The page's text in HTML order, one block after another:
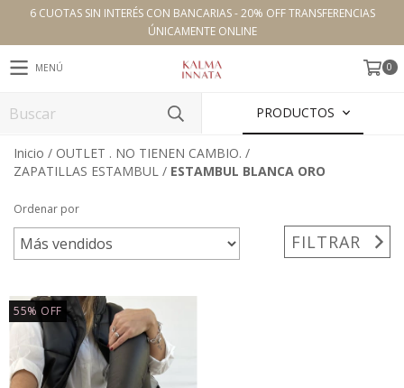
6 CUOTAS SIN INTERÉS CON BANCARIAS - 20% OFF TRANSFERENCIAS
ÚNICAMENTE ONLINE
MENÚ 0
PRODUCTOS
Inicio / OUTLET . NO TIENEN CAMBIO. /
ZAPATILLAS ESTAMBUL / ESTAMBUL BLANCA ORO
Ordenar por
FILTRAR
55% OFF